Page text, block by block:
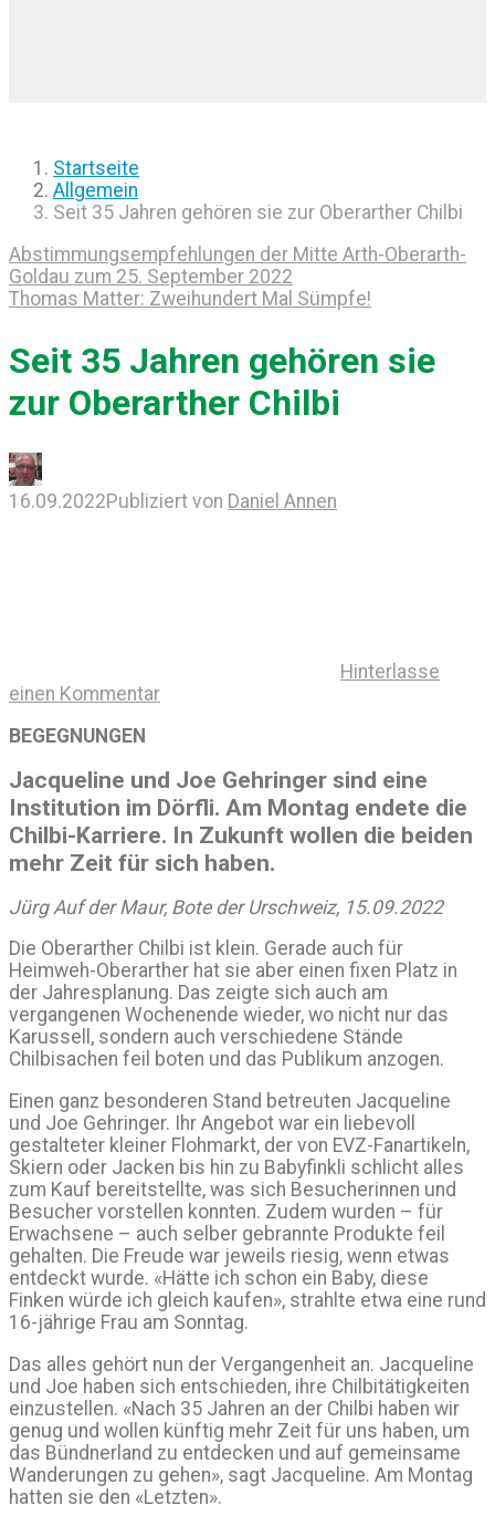
Startseite
Allgemein
Seit 35 Jahren gehören sie zur Oberarther Chilbi
Abstimmungsempfehlungen der Mitte Arth-Oberarth-
Goldau zum 25. September 2022
Thomas Matter: Zweihundert Mal Sümpfe!
Seit 35 Jahren gehören sie
zur Oberarther Chilbi
16.09.2022Publiziert von Daniel Annen
Hinterlasse
einen Kommentar
BEGEGNUNGEN
Jacqueline und Joe Gehringer sind eine
Institution im Dörfli. Am Montag endete die
Chilbi-Karriere. In Zukunft wollen die beiden
mehr Zeit für sich haben.
Jürg Auf der Maur, Bote der Urschweiz, 15.09.2022
Die Oberarther Chilbi ist klein. Gerade auch für
Heimweh-Oberarther hat sie aber einen fixen Platz in
der Jahresplanung. Das zeigte sich auch am
vergangenen Wochenende wieder, wo nicht nur das
Karussell, sondern auch verschiedene Stände
Chilbisachen feil boten und das Publikum anzogen.
Einen ganz besonderen Stand betreuten Jacqueline
und Joe Gehringer. Ihr Angebot war ein liebevoll
gestalteter kleiner Flohmarkt, der von EVZ-Fanartikeln,
Skiern oder Jacken bis hin zu Babyfinkli schlicht alles
zum Kauf bereitstellte, was sich Besucherinnen und
Besucher vorstellen konnten. Zudem wurden – für
Erwachsene – auch selber gebrannte Produkte feil
gehalten. Die Freude war jeweils riesig, wenn etwas
entdeckt wurde. «Hätte ich schon ein Baby, diese
Finken würde ich gleich kaufen», strahlte etwa eine rund
16-jährige Frau am Sonntag.
Das alles gehört nun der Vergangenheit an. Jacqueline
und Joe haben sich entschieden, ihre Chilbitätigkeiten
einzustellen. «Nach 35 Jahren an der Chilbi haben wir
genug und wollen künftig mehr Zeit für uns haben, um
das Bündnerland zu entdecken und auf gemeinsame
Wanderungen zu gehen», sagt Jacqueline. Am Montag
hatten sie den «Letzten».